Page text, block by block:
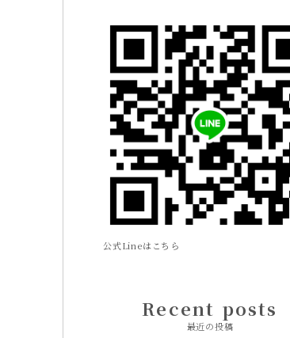
公式Lineはこちら
Recent posts
最近の投稿